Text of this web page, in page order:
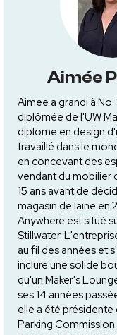
Aimée
Aimee a grandi à
diplômée de l'UW
diplôme en design
travaillé dans le
en concevant des
vendant du mobilier
15 ans avant de
magasin de laine en
Anywhere est situé
Stillwater.
au fil des années et
inclure une solide
qu'un Maker's
ses 14 années
elle a été présidente
Parking Commission